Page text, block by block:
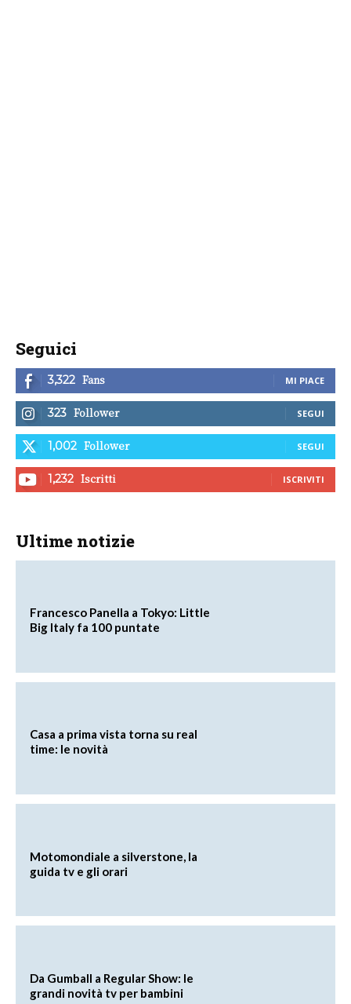
Seguici
3,322 Fans MI PIACE
323 Follower SEGUI
1,002 Follower SEGUI
1,232 Iscritti ISCRIVITI
Ultime notizie
Francesco Panella a Tokyo: Little
Big Italy fa 100 puntate
Casa a prima vista torna su real
time: le novità
Motomondiale a silverstone, la
guida tv e gli orari
Da Gumball a Regular Show: le
grandi novità tv per bambini